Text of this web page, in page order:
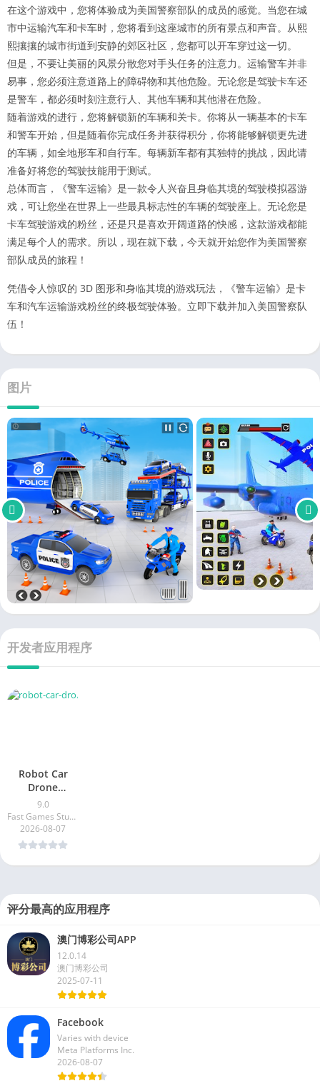
在这个游戏中，您将体验成为美国警察部队的成员的感觉。当您在城
市中运输汽车和卡车时，您将看到这座城市的所有景点和声音。从熙
熙攘攘的城市街道到安静的郊区社区，您都可以开车穿过这一切。
但是，不要让美丽的风景分散您对手头任务的注意力。运输警车并非
易事，您必须注意道路上的障碍物和其他危险。无论您是驾驶卡车还
是警车，都必须时刻注意行人、其他车辆和其他潜在危险。
随着游戏的进行，您将解锁新的车辆和关卡。你将从一辆基本的卡车
和警车开始，但是随着你完成任务并获得积分，你将能够解锁更先进
的车辆，如全地形车和自行车。每辆新车都有其独特的挑战，因此请
准备好将您的驾驶技能用于测试。
总体而言，《警车运输》是一款令人兴奋且身临其境的驾驶模拟器游
戏，可让您坐在世界上一些最具标志性的车辆的驾驶座上。无论您是
卡车驾驶游戏的粉丝，还是只是喜欢开阔道路的快感，这款游戏都能
满足每个人的需求。所以，现在就下载，今天就开始您作为美国警察
部队成员的旅程！
凭借令人惊叹的 3D 图形和身临其境的游戏玩法，《警车运输》是卡
车和汽车运输游戏粉丝的终极驾驶体验。立即下载并加入美国警察队
伍！
图片
开发者应用程序
Robot Car
Drone
Transform
9.0
Fast Games Studio Ltd.
2026-08-07
评分最高的应用程序
澳门博彩公司APP
12.0.14
澳门博彩公司
2025-07-11
Facebook
Varies with device
Meta Platforms Inc.
2026-08-07